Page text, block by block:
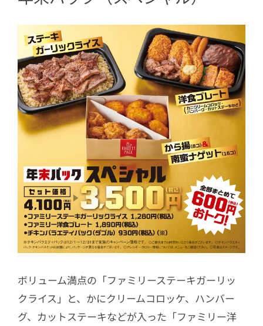
ボリューム満点の「ファミリーステーキガーリッ
クライス」と、かにクリームコロッケ、ハンバー
グ、カットステーキなどが入った「ファミリー洋